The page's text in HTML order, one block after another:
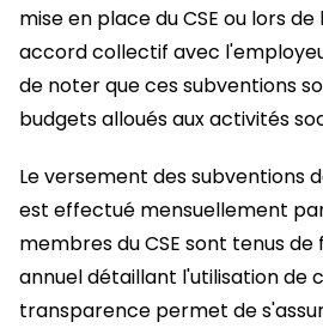
mise en place du CSE ou lors
accord collectif avec
de noter que ces subventions
budgets alloués aux activités
Le versement des subventions
est effectué mensuellement
membres du CSE sont tenus
annuel détaillant l'utilisation de
transparence permet de